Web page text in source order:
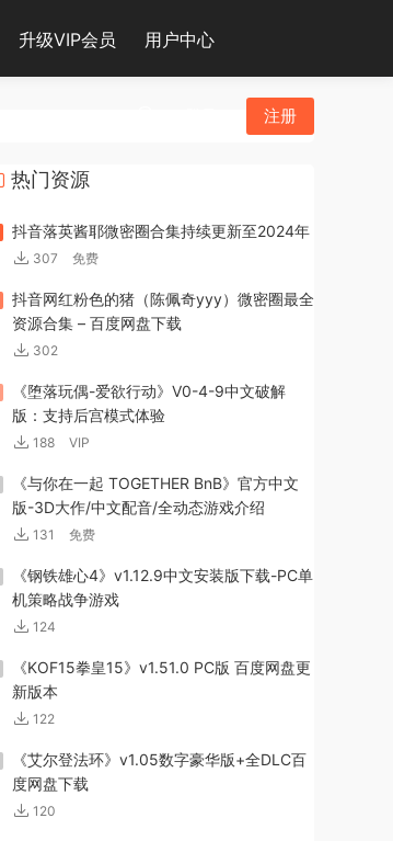
升级VIP会员 用户中心
注册
热门资源
抖音落英酱耶微密圈合集持续更新至2024年
307 免费
抖音网红粉色的猪（陈佩奇yyy）微密圈最全
资源合集 – 百度网盘下载
302
《堕落玩偶-爱欲行动》V0-4-9中文破解
版：支持后宫模式体验
188 VIP
《与你在一起 TOGETHER BnB》官方中文
版-3D大作/中文配音/全动态游戏介绍
131 免费
《钢铁雄心4》v1.12.9中文安装版下载-PC单
机策略战争游戏
124
《KOF15拳皇15》v1.51.0 PC版 百度网盘更
新版本
122
《艾尔登法环》v1.05数字豪华版+全DLC百
度网盘下载
120